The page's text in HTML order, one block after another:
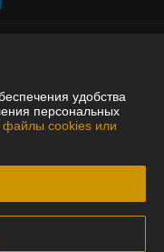
206
г. Минск, ул.
удобства
персональных
файлы cookies или